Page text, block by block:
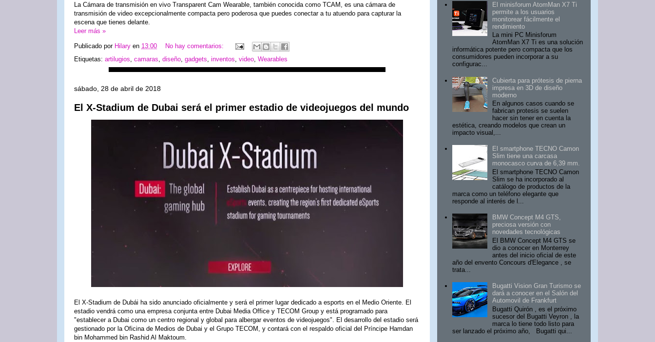
La Cámara de transmisión en vivo Transparent Cam Wearable, también conocida como TCAM, es una cámara de
transmisión de video excepcionalmente compacta pero poderosa que puedes conectar a tu atuendo para capturar la
escena que tienes delante.
Leer más »
Publicado por Hilary en 13:00
No hay comentarios:
Etiquetas: artilugios camaras diseño gadgets inventos video Wearables
sábado, 28 de abril de 2018
El X-Stadium de Dubai será el primer estadio de videojuegos del mundo
El X-Stadium de Dubái ha sido anunciado oficialmente y será el primer lugar dedicado a esports en el Medio Oriente. El
estadio vendrá como una empresa conjunta entre Dubai Media Office y TECOM Group y está programado para
"establecer a Dubai como un centro regional y global para albergar eventos de videojuegos". El desarrollo del estadio será
gestionado por la Oficina de Medios de Dubai y el Grupo TECOM, y contará con el respaldo oficial del Príncipe Hamdan
bin Mohammed bin Rashid Al Maktoum.
El minisforum AtomMan X7 Ti
permite a los usuarios
monitorear fácilmente el
rendimiento
La mini PC Minisforum
AtomMan X7 Ti es una solución
informática potente pero compacta que los
consumidores pueden incorporar a su
configurac...
Cubierta para prótesis de pierna
impresa en 3D de diseño
moderno
En algunos casos cuando se
fabrican protesis se suelen
hacer sin tener en cuenta la
estética, creando modelos que crean un
impacto visual,...
El smartphone TECNO Camon
Slim tiene una carcasa
monocasco curva de 6,39 mm.
El smartphone TECNO Camon
Slim se ha incorporado al
catálogo de productos de la
marca como un teléfono elegante que
responde al interés de l...
BMW Concept M4 GTS,
preciosa versión con
novedades tecnológicas
El BMW Concept M4 GTS se
dio a conocer en Monterrey
antes del inicio oficial de este
año del envento Concours d'Elegance , se
trata...
Bugatti Vision Gran Turismo se
dará a conocer en el Salón del
Automovil de Frankfurt
Bugatti Quirón , es el próximo
sucesor del Bugatti Veyron , la
marca lo tiene todo listo para
ser lanzado el próximo año, Bugatti qui...